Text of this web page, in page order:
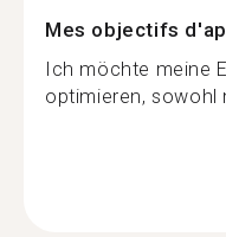
Mes objectifs
Ich möchte meine
optimieren, sowohl